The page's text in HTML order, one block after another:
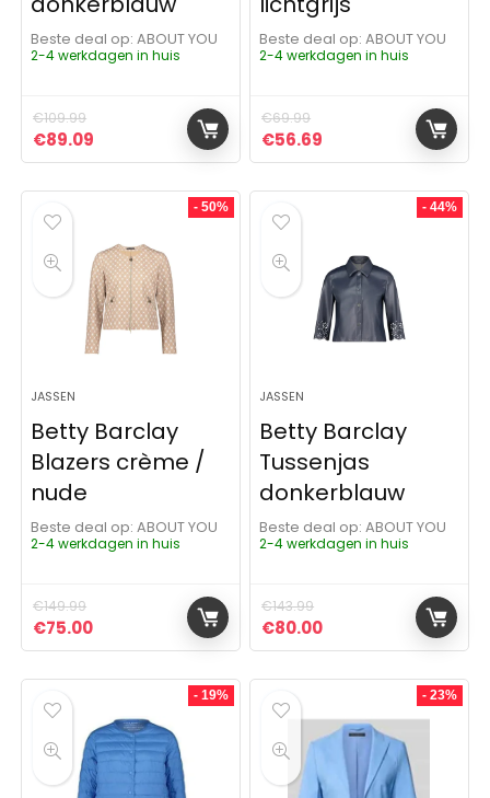
Beste deal op:
ABOUT YOU
2-4 werkdagen in huis
€109.99
Oorspronkelijke prijs was: €109.99.
€89.09 Huidige prijs is: €89.09.
Beste deal op:
ABOUT YOU
2-4 werkdagen in huis
€69.99
Oorspronkelijke prijs
€56.69 Huidige prijs is:
- 50%
JASSEN
Betty Barclay
Blazers crème /
nude
Beste deal op:
ABOUT YOU
2-4 werkdagen in huis
€149.99
Oorspronkelijke prijs was: €149.99.
€75.00Huidige prijs is: €75.00.
- 44%
JASSEN
Betty Barclay
Tussenjas
donkerblauw
Beste deal op:
ABOUT YOU
2-4 werkdagen in huis
€143.99
Oorspronkelijke prijs was:
€80.00Huidige prijs is:
- 19% - 23%